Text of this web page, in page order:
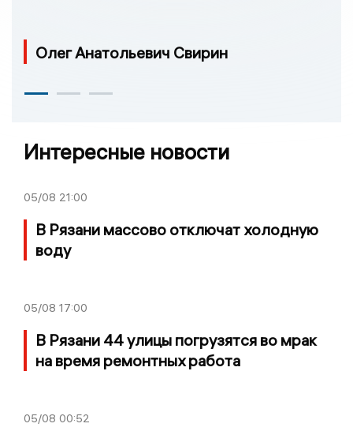
Олег Анатольевич Свирин
Интересные новости
05/08 21:00
В Рязани массово отключат холодную
воду
05/08 17:00
В Рязани 44 улицы погрузятся во мрак
на время ремонтных работа
05/08 00:52